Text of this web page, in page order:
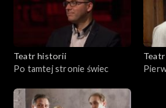
Teatr historii
Po tamtej stronie świec